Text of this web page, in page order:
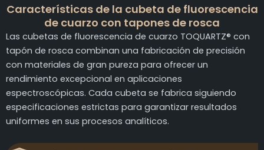
Características de la cubeta de fluorescencia
de cuarzo con tapones de rosca
Las cubetas de fluorescencia de cuarzo TOQUARTZ® con
tapón de rosca combinan una fabricación de precisión
con materiales de gran pureza para ofrecer un
rendimiento excepcional en aplicaciones
espectroscópicas. Cada cubeta se fabrica siguiendo
especificaciones estrictas para garantizar resultados
uniformes en sus procesos analíticos.